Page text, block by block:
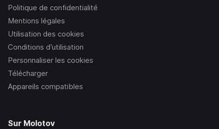
Politique de confidentialité
Mentions légales
Utilisation des cookies
Conditions d’utilisation
Personnaliser les cookies
Télécharger
Appareils compatibles
Sur Molotov